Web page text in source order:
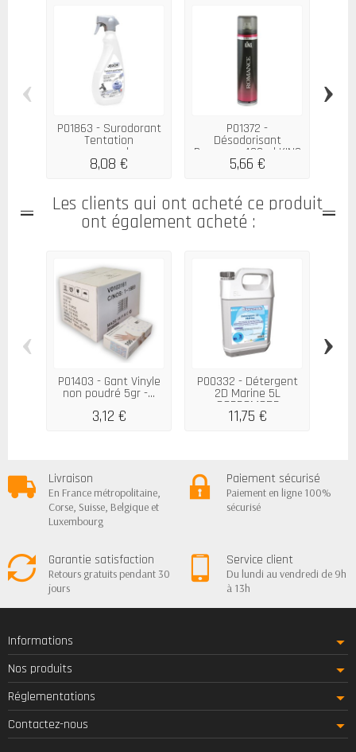
P01863 - Surodorant
Tentation
gourmande...
8,08 €
P01372 -
Désodorisant
Romance 400ml KING
5,66 €
‹ ›
Les clients qui ont acheté ce produit
ont également acheté :
P01403 - Gant Vinyle
non poudré 5gr -...
3,12 €
P00332 - Détergent
2D Marine 5L
SOPROMODE
11,75 €
‹ ›
Livraison
En France métropolitaine,
Corse, Suisse, Belgique et
Luxembourg
Paiement sécurisé
Paiement en ligne 100%
sécurisé
Garantie satisfaction
Retours gratuits pendant 30
jours
Service client
Du lundi au vendredi de 9h
à 13h
Informations
Nos produits
Réglementations
Contactez-nous